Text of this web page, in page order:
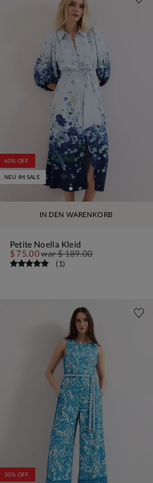
IN DEN WARENKORB
60% OFF
NEU IM SALE
Petite Noella Kleid
$ 75.00war$ 189.00
(1)
30% OFF